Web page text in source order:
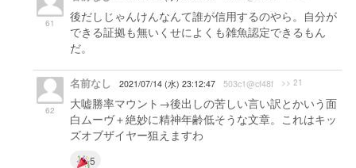
61
後だしじゃんけんなんて誰が信用するのやら。自分が
できる証拠も無いくせによくも雑魚認定できるもん
だ。
62
名前なし 2021/07/14 (水) 23:12:47 503c1@cf48f >> 21
大嘘勝率マウント→後出しの苦しい言い訳とかいう面
白ムーヴ＋絶妙に精神年齢低そうな文章。これはキッ
ズオブザイヤー狙えますわ
5